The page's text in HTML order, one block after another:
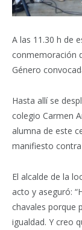
A las 11.30 h de
conmemoración
Género
Hasta allí se
colegio Carmen
alumna de este
manifiesto
El alcalde de la
acto y aseguró:
chavales porque
igualdad. Y creo